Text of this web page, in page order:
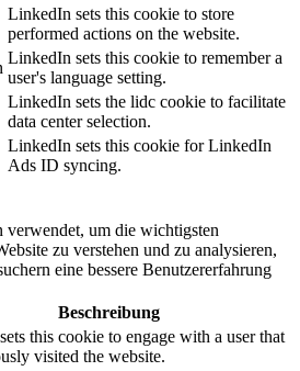
LinkedIn sets this cookie to store
performed actions on the website.
LinkedIn sets this cookie to remember a
user's language setting.
LinkedIn sets the lidc cookie to facilitate
data center selection.
LinkedIn sets this cookie for LinkedIn
Ads ID syncing.
verwendet, um die wichtigsten
zu verstehen und zu analysieren,
eine bessere Benutzererfahrung
Beschreibung
this cookie to engage with a user that
visited the website.